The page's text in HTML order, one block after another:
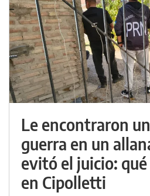
Le encontraron
guerra en un
evitó el juicio:
en Cipolletti